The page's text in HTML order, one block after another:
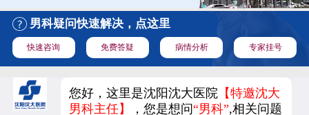
男科疑问快速解决，点这里
快速咨询 免费答疑 病情分析 专家挂号
您好，这里是沈阳沈大医院 【特邀沈大
男科主任】
，您是想问“男科” ,相关问题